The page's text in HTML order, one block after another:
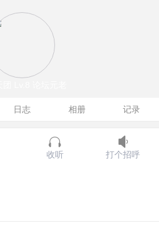
日志 相册 记录
收听 打个招呼